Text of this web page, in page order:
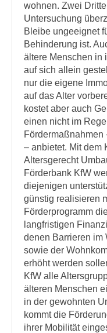
wohnen. Zwei
Untersuchung
Bleibe ungeeignet
Behinderung ist.
ältere Menschen in
auf sich allein
nur die eigene
auf das Alter
kostet aber auch
einen nicht im
– anbietet. Mit dem
Altersgerecht
Förderbank KfW
diejenigen
günstig realisieren
Förderprogramm
langfristigen
denen Barrieren im
sowie der
erhöht werden
KfW alle
älteren Menschen
in der gewohnten
kommt die
ihrer Mobilität